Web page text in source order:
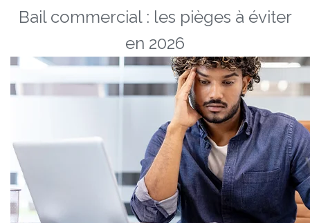
Bail commercial : les pièges à éviter
en 2026